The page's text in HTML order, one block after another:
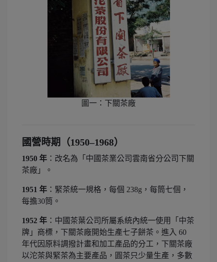
圖一：下關茶廠
國營時期（1950–1968）
1950 年 ：改名為「中國茶業公司雲南省分公司下關
茶廠」。
1951 年 ：緊茶統一規格，每個 238g，每筒七個，
每擔30筒。
1952 年 ：中國茶葉公司所屬系統內統一使用「中茶
牌」商標，下關茶廠開始生產七子餅茶。進入 60
年代因原料調撥計畫和加工產品的分工，下關茶廠
以沱茶與緊茶為主要產品，圓茶只少量生產，多數